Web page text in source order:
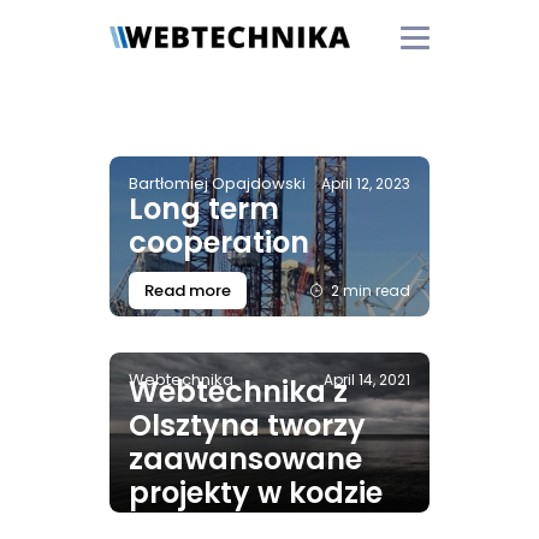
Bartłomiej Opajdowski April 12, 2023
Long term
cooperation
Read more 2 min read
Webtechnika April 14, 2021
Webtechnika z
Olsztyna tworzy
zaawansowane
projekty w kodzie
Python. „Stawiamy